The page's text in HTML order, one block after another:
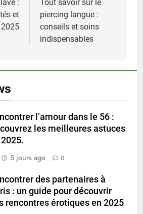
:
et
Tout savoir sur le
piercing langue :
conseils et soins
indispensables
l’amour dans le 56 :
les meilleures astuces
5 jours ago
0
des partenaires à
: un guide pour découvrir
rencontres érotiques en 2025